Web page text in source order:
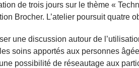
de trois jours sur le thème «
Brocher. L’atelier poursuit quatre
une discussion autour de
soins apportés aux personnes
possibilité de réseautage aux